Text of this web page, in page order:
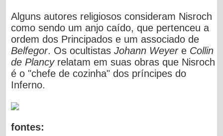
Alguns autores religiosos consideram Nisroch
como sendo um anjo caído, que pertenceu a
ordem dos Principados e um associado de
Belfegor. Os ocultistasJohann Weyere Collin
de Plancyrelatam em suas obras que Nisroch
é o "chefe de cozinha" dos príncipes do
Inferno.
fontes: